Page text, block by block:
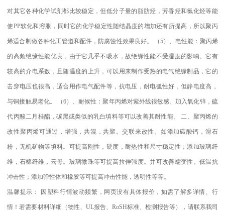
对其它各种化学试剂都比较稳定，但低分子量的脂肪烃，芳香烃和氯化烃等能
使PP软化和溶胀，同时它的化学稳定性随结晶度的增加还有所提高，所以聚丙
烯适合制做各种化工管道和配件，防腐蚀性效果良好。 （5）、电性能：聚丙烯
的高频绝缘性能优良，由于它几乎不吸水，故绝缘性能不受湿度的影响。它有
较高的介电系数，且随温度的上升，可以用来制作受热的电气绝缘制品，它的
击穿电压也很高，适合用作电气配件等，抗电压，耐电弧性好，但静电度高，
与铜接触易老化。 （6）、耐候性：聚年丙烯对紫外线很敏感。加入氧化锌，硫
代丙酸二月桂酯，碳黑或类似的乳白填料等可以改善其耐性能。 二、聚丙烯的
改性聚丙烯可通过，增强，共混，共聚。交联来改性。如添加碳酸钙，滑石
粉，无机矿物等填料。可提高刚性，硬度，耐热性和尺寸稳定性；添加玻璃纤
维，石棉纤维，云母。玻璃微珠等可提高拉伸强度。并可改善蠕变性。低温抗
冲击性；添加弹性体和橡胶等可提高冲击性能，透明性等等。
温馨提示： 因塑料行情波动频繁，网页没有具体报价，如需了解多详情、行
情！若需要材料详细（物性、 UL报告、RoSH标准、检测报告等），请联系我司